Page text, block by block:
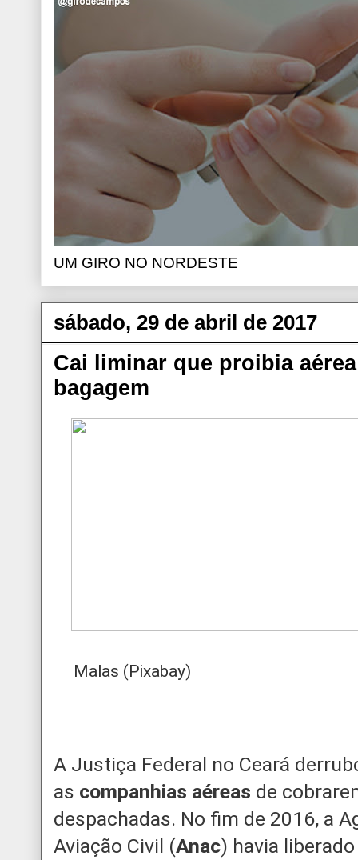
UM GIRO NO NORDESTE
sábado, 29 de abril de 2017
Cai liminar que proibia
bagagem
Malas (Pixabay)
A Justiça Federal no Ceará
as companhias aéreas de
despachadas. No fim de 2016, a
Aviação Civil (Anac) havia